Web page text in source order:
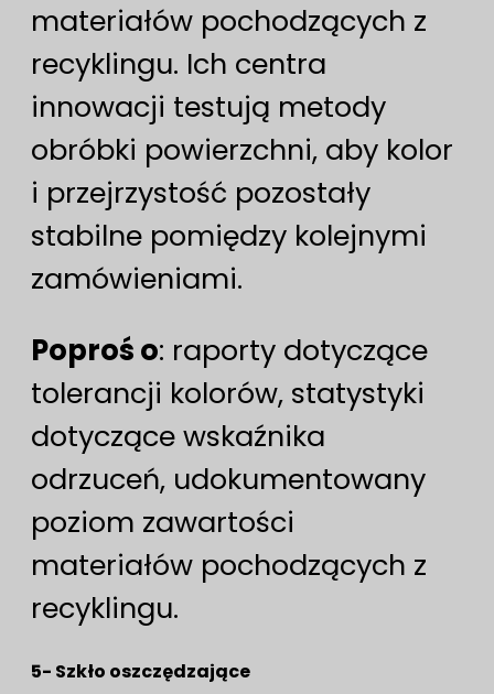
materiałów pochodzących z
recyklingu. Ich centra
innowacji testują metody
obróbki powierzchni, aby kolor
i przejrzystość pozostały
stabilne pomiędzy kolejnymi
zamówieniami.
Poproś o: raporty dotyczące
tolerancji kolorów, statystyki
dotyczące wskaźnika
odrzuceń, udokumentowany
poziom zawartości
materiałów pochodzących z
recyklingu.
5- Szkło oszczędzające